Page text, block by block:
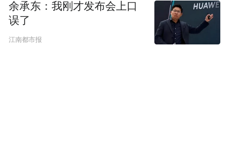
余承东：我刚才发布会上口
误了
江南都市报